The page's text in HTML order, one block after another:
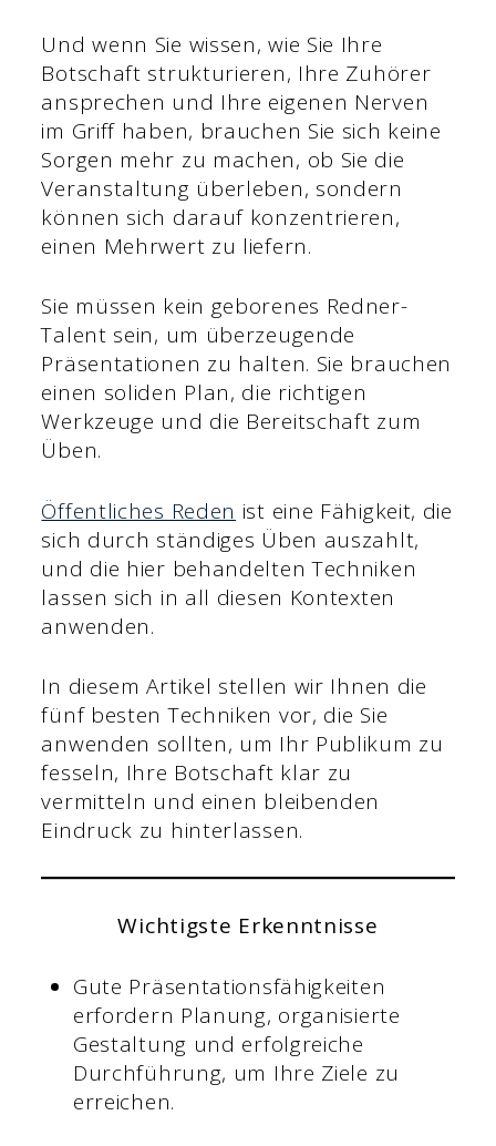
Und wenn Sie wissen, wie Sie Ihre
Botschaft strukturieren, Ihre Zuhörer
ansprechen und Ihre eigenen Nerven
im Griff haben, brauchen Sie sich keine
Sorgen mehr zu machen, ob Sie die
Veranstaltung überleben, sondern
können sich darauf konzentrieren,
einen Mehrwert zu liefern.
Sie müssen kein geborenes Redner-
Talent sein, um überzeugende
Präsentationen zu halten. Sie brauchen
einen soliden Plan, die richtigen
Werkzeuge und die Bereitschaft zum
Üben.
Öffentliches Reden ist eine Fähigkeit, die
sich durch ständiges Üben auszahlt,
und die hier behandelten Techniken
lassen sich in all diesen Kontexten
anwenden.
In diesem Artikel stellen wir Ihnen die
fünf besten Techniken vor, die Sie
anwenden sollten, um Ihr Publikum zu
fesseln, Ihre Botschaft klar zu
vermitteln und einen bleibenden
Eindruck zu hinterlassen.
Wichtigste Erkenntnisse
Gute Präsentationsfähigkeiten
erfordern Planung, organisierte
Gestaltung und erfolgreiche
Durchführung, um Ihre Ziele zu
erreichen.